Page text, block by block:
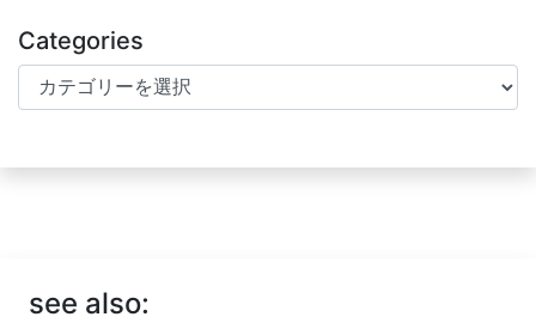
Categories
Categories
see also: